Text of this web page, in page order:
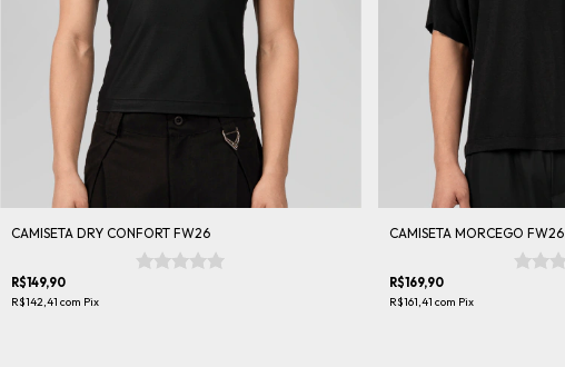
CAMISETA DRY CONFORT FW26
R$149,90
R$142,41 com Pix
CAMISETA MORCEGO FW26
R$169,90
R$161,41 com Pix